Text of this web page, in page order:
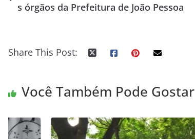
s órgãos da Prefeitura de João Pessoa
Share This Post:
Você Também Pode Gostar